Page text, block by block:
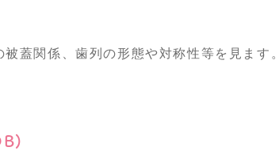
蓋関係、歯列の形態や対称性等を見ます。